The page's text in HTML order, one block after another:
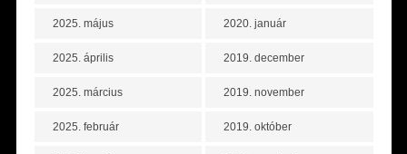
2025. május
2025. április
2025. március
2025. február
2020. január
2019. december
2019. november
2019. október